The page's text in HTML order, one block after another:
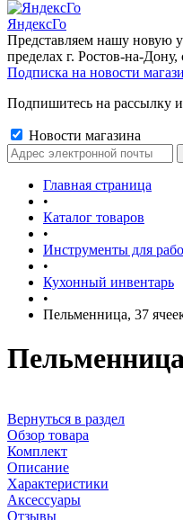
ЯндексГо
Представляем нашу новую
пределах г. Ростов-на-
Подписка на новости
Подпишитесь на рассылку
Новости магазина
Главная страница
•
Каталог товаров
•
Инструменты для
•
Кухонный инвентарь
•
Пельменница, 37
Вернуться в раздел
Обзор товара
Комплект
Описание
Характеристики
Аксессуары
Отзывы